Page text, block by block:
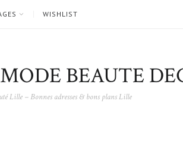
WISHLIST
BEAUTE
Lille – Bonnes adresses & bons plans Lille